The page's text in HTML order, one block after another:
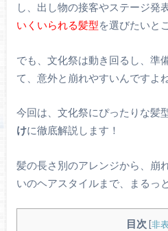
し、出し物の接客やステージ発
いくいられる髪型を選びたいと
でも、文化祭は動き回るし、準
て、意外と崩れやすいんですよ
今回は、文化祭にぴったりな髪
けに徹底解説します！
髪の長さ別のアレンジから、崩
いのヘアスタイルまで、まるっ
目次 [非